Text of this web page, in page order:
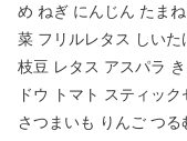
め ねぎ にんじん たま
菜 フリルレタス しい
枝豆 レタス アスパラ
ドウ トマト スティッ
さつまいも りんご つ